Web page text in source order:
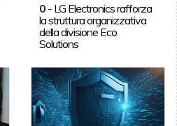
0 - LG Electronics rafforza
la struttura organizzativa
della divisione Eco
Solutions